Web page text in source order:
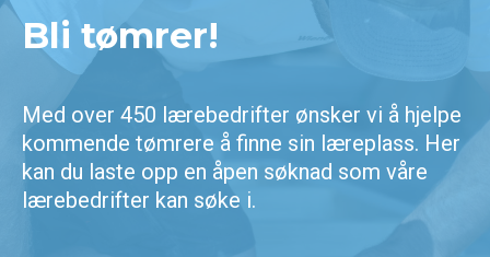
Bli tømrer!
Med over 450 lærebedrifter ønsker vi å hjelpe
kommende tømrere å finne sin læreplass. Her
kan du laste opp en åpen søknad som våre
lærebedrifter kan søke i.